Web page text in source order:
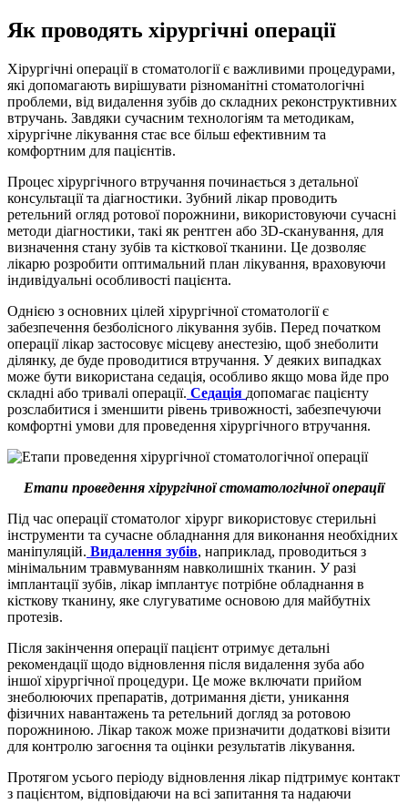
Як проводять хірургічні операції
Хірургічні операції в стоматології є важливими процедурами,
які допомагають вирішувати різноманітні стоматологічні
проблеми, від видалення зубів до складних реконструктивних
втручань. Завдяки сучасним технологіям та методикам,
хірургічне лікування стає все більш ефективним та
комфортним для пацієнтів.
Процес хірургічного втручання починається з детальної
консультації та діагностики. Зубний лікар проводить
ретельний огляд ротової порожнини, використовуючи сучасні
методи діагностики, такі як рентген або 3D-сканування, для
визначення стану зубів та кісткової тканини. Це дозволяє
лікарю розробити оптимальний план лікування, враховуючи
індивідуальні особливості пацієнта.
Однією з основних цілей хірургічної стоматології є
забезпечення безболісного лікування зубів. Перед початком
операції лікар застосовує місцеву анестезію, щоб знеболити
ділянку, де буде проводитися втручання. У деяких випадках
може бути використана седація, особливо якщо мова йде про
складні або тривалі операції. Седація допомагає пацієнту
розслабитися і зменшити рівень тривожності, забезпечуючи
комфортні умови для проведення хірургічного втручання.
Етапи проведення хірургічної стоматологічної операції
Під час операції стоматолог хірург використовує стерильні
інструменти та сучасне обладнання для виконання необхідних
маніпуляцій. Видалення зубів, наприклад, проводиться з
мінімальним травмуванням навколишніх тканин. У разі
імплантації зубів, лікар імплантує потрібне обладнання в
кісткову тканину, яке слугуватиме основою для майбутніх
протезів.
Після закінчення операції пацієнт отримує детальні
рекомендації щодо відновлення після видалення зуба або
іншої хірургічної процедури. Це може включати прийом
знеболюючих препаратів, дотримання дієти, уникання
фізичних навантажень та ретельний догляд за ротовою
порожниною. Лікар також може призначити додаткові візити
для контролю загоєння та оцінки результатів лікування.
Протягом усього періоду відновлення лікар підтримує контакт
з пацієнтом, відповідаючи на всі запитання та надаючи